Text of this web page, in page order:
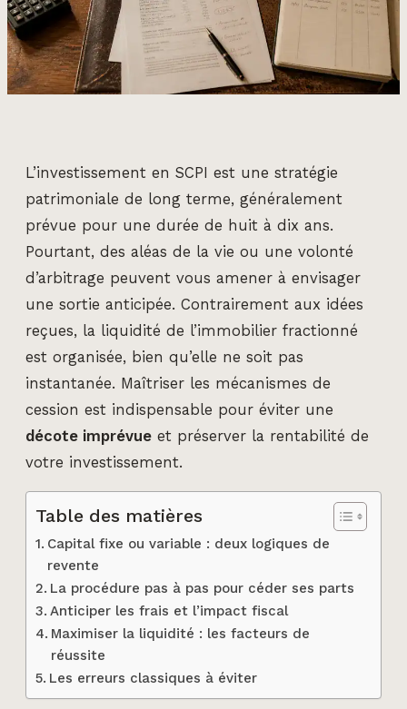
L’investissement en SCPI est une stratégie
patrimoniale de long terme, généralement
prévue pour une durée de huit à dix ans.
Pourtant, des aléas de la vie ou une volonté
d’arbitrage peuvent vous amener à envisager
une sortie anticipée. Contrairement aux idées
reçues, la liquidité de l’immobilier fractionné
est organisée, bien qu’elle ne soit pas
instantanée. Maîtriser les mécanismes de
cession est indispensable pour éviter une
décote imprévue et préserver la rentabilité de
votre investissement.
Table des matières
Capital fixe ou variable : deux logiques de
revente
La procédure pas à pas pour céder ses parts
Anticiper les frais et l’impact fiscal
Maximiser la liquidité : les facteurs de
réussite
Les erreurs classiques à éviter